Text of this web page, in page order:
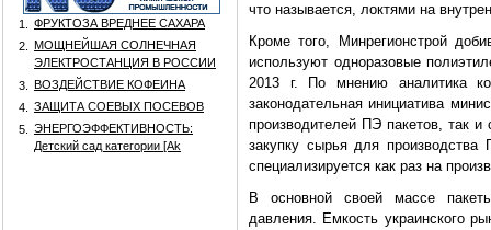
1.
ФРУКТОЗА ВРЕДНЕЕ САХАРА
2.
МОЩНЕЙШАЯ СОЛНЕЧНАЯ
ЭЛЕКТРОСТАНЦИЯ В РОССИИ
3.
ВОЗДЕЙСТВИЕ КОФЕИНА
4.
ЗАЩИТА СОЕВЫХ ПОСЕВОВ
5.
ЭНЕРГОЭФФЕКТИВНОСТЬ:
Детский сад категории [Аk
что называется, локтями на
Кроме того, Минрегионстрой
используют одноразовые
2013 г. По мнению аналитика
законодательная инициатива
производителей ПЭ пакетов, так
закупку сырья для
специализируется как раз на
В основной своей массе
давления. Емкость украинского